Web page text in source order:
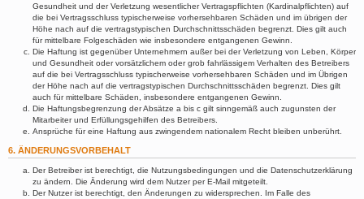
Gesundheit und der Verletzung wesentlicher Vertragspflichten (Kardinalpflichten) auf
die bei Vertragsschluss typischerweise vorhersehbaren Schäden und im übrigen der
Höhe nach auf die vertragstypischen Durchschnittsschäden begrenzt. Dies gilt auch
für mittelbare Folgeschäden wie insbesondere entgangenen Gewinn.
Die Haftung ist gegenüber Unternehmern außer bei der Verletzung von Leben, Körper
und Gesundheit oder vorsätzlichem oder grob fahrlässigem Verhalten des Betreibers
auf die bei Vertragsschluss typischerweise vorhersehbaren Schäden und im Übrigen
der Höhe nach auf die vertragstypischen Durchschnittsschäden begrenzt. Dies gilt
auch für mittelbare Schäden, insbesondere entgangenen Gewinn.
Die Haftungsbegrenzung der Absätze a bis c gilt sinngemäß auch zugunsten der
Mitarbeiter und Erfüllungsgehilfen des Betreibers.
Ansprüche für eine Haftung aus zwingendem nationalem Recht bleiben unberührt.
6. ÄNDERUNGSVORBEHALT
Der Betreiber ist berechtigt, die Nutzungsbedingungen und die Datenschutzerklärung
zu ändern. Die Änderung wird dem Nutzer per E-Mail mitgeteilt.
Der Nutzer ist berechtigt, den Änderungen zu widersprechen. Im Falle des